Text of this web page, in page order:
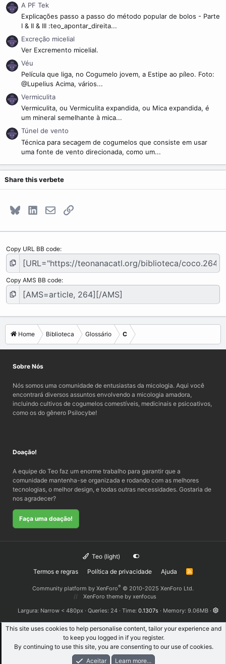
A PF Tek
Explicações passo a passo do método popular de bolos - Parte
I & II & III :teo_apontar_direita...
Excreção micelial
Ver Excremento micelial.
Véu
Película que liga, no Cogumelo jovem, a Estipe ao píleo. Foto:
@Lupelius Acima, vários...
Vermiculita
Vermiculita, ou Vermiculita expandida, ou Mica expandida, é
um mineral semelhante à mica...
Túnel de vento
Técnica para secagem de cogumelos que consiste em usar
uma fonte de vento direcionada, como um...
Share this verbete
Bluesky LinkedInE-mailLink
Copy URL BB code
Copy AMS BB code
Home Biblioteca Glossário C
Sobre Nós
Nós somos uma comunidade de entusiastas da micologia. Aqui você
encontrará diversos assuntos envolvendo a micologia amadora,
incluindo cultivos de cogumelos comestíveis, medicinais e psicoativos,
como os do gênero Psilocybe!
Doação!
A equipe do Teo faz um enorme trabalho para garantir que a
comunidade mantenha-se organizada e rodando com as melhores
tecnologias, o melhor design, e todas outras necessidades. Gostaria de
nos agradecer?
Faça uma doação!
Teo (light)
Termos e regras
Política de privacidade Ajuda
R
Community platform by XenForo® © 2010-2025 XenForo Ltd.
XenForo theme by xenfocus
Largura
Queries 24 Time 0.1307s Memory 9.06MB
This site uses cookies to help personalise content, tailor your experience and
to keep you logged in if you register.
By continuing to use this site, you are consenting to our use of cookies.
Aceitar
Learn more...